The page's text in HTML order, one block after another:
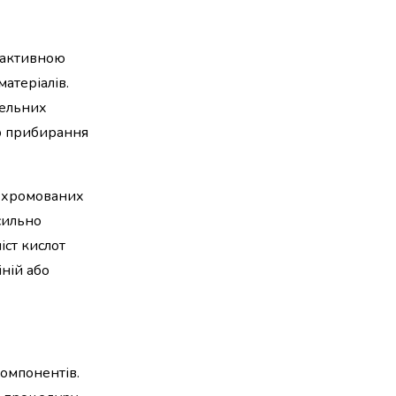
прибирання
хромованих
кислот
або